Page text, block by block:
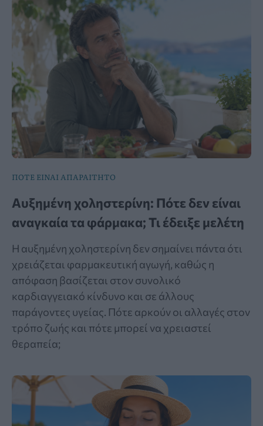
ΠΟΤΕ ΕΙΝΑΙ ΑΠΑΡΑΙΤΗΤΟ
Αυξημένη χοληστερίνη: Πότε δεν είναι
αναγκαία τα φάρμακα; Τι έδειξε μελέτη
Η αυξημένη χοληστερίνη δεν σημαίνει πάντα ότι
χρειάζεται φαρμακευτική αγωγή, καθώς η
απόφαση βασίζεται στον συνολικό
καρδιαγγειακό κίνδυνο και σε άλλους
παράγοντες υγείας. Πότε αρκούν οι αλλαγές στον
τρόπο ζωής και πότε μπορεί να χρειαστεί
θεραπεία;